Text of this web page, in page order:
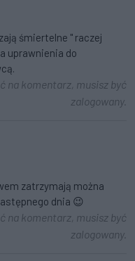
śmiertelne " raczej
uprawnienia do
na komentarz, musisz być
zalogowany.
zatrzymają można
dnia 😉
na komentarz, musisz być
zalogowany.